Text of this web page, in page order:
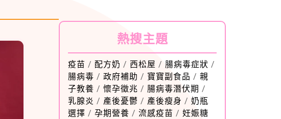
熱搜主題
疫苗 / 配方奶 / 西松屋 / 腸病毒症狀 /
腸病毒 / 政府補助 / 寶寶副食品 / 親
子教養 / 懷孕徵兆 / 腸病毒潛伏期 /
乳腺炎 / 產後憂鬱 / 產後瘦身 / 奶瓶
選擇 / 孕期營養 / 流感疫苗 / 妊娠糖